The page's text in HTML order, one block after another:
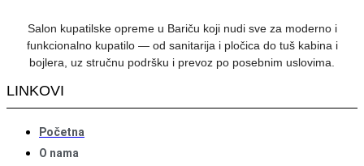
Salon kupatilske opreme u Bariču koji nudi sve za moderno i
funkcionalno kupatilo — od sanitarija i pločica do tuš kabina i
bojlera, uz stručnu podršku i prevoz po posebnim uslovima.
LINKOVI
Početna
O nama